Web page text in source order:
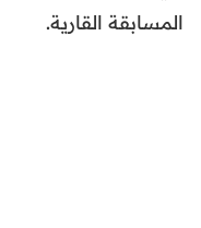
المسابقة القارية.